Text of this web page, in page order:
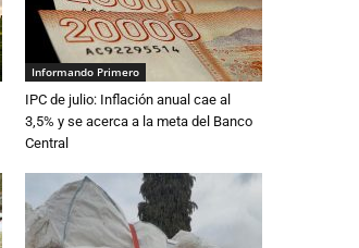
Informando Primero
IPC de julio: Inflación anual cae al
3,5% y se acerca a la meta del Banco
Central